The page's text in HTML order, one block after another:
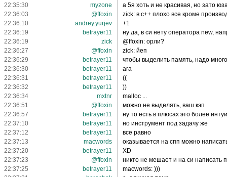
22:35:30
myzone
а 5я хоть и не красивая, но зато
22:36:03
@ffoxin
zick: в с++ плохо все кроме
22:36:10
andrey.yurjev
+1
22:36:19
betrayer11
ну да, в си нету оператора new,
22:36:19
zick
@ffoxin: орли?
22:36:27
@ffoxin
zick: йеп
22:36:29
betrayer11
чтобы выделить память, надо
22:36:30
betrayer11
ага
22:36:31
betrayer11
((
22:36:32
betrayer11
))
22:36:34
mxtnr
malloc ...
22:36:51
@ffoxin
можно не выделять, ваш кэп
22:36:57
betrayer11
ну то есть в плюсах это более
22:37:10
betrayer11
но инструмент под задачу же
22:37:12
betrayer11
все равно
22:37:13
macwords
оказывается на спп можно
22:37:20
betrayer11
XD
22:37:23
@ffoxin
никто не мешает и на си написать
22:37:25
betrayer11
macwords: )))